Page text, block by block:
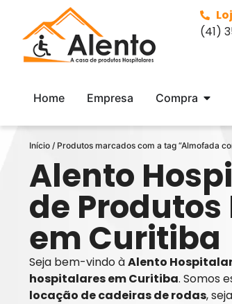
(41)
Home Empresa Compra
Início / Produtos marcados com a tag “Almofada
Alento
de
em Curitiba
Seja bem-vindo àAlento
hospitalares em Curitiba. Somos
locação de cadeiras de rodas,